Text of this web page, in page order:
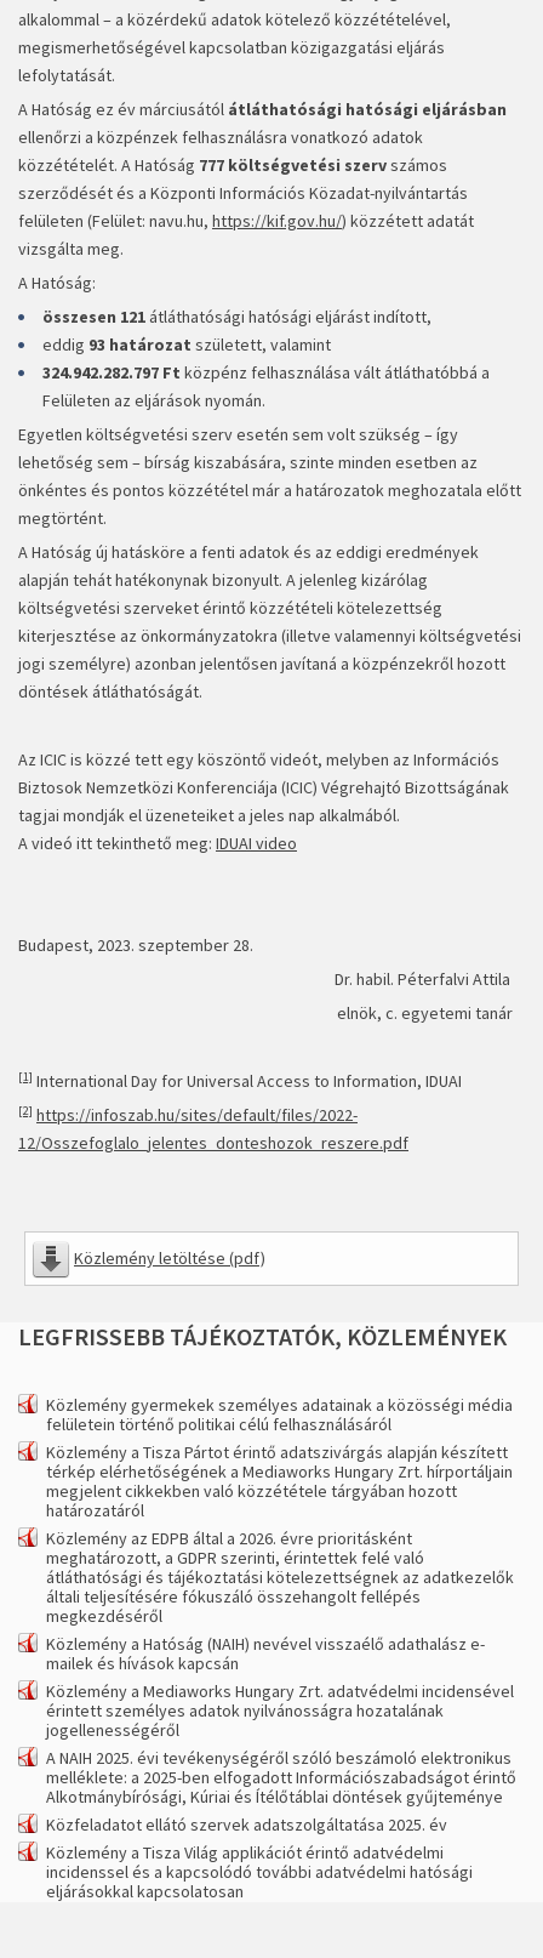
alkalommal – a közérdekű adatok kötelező közzétételével,
megismerhetőségével kapcsolatban közigazgatási eljárás
lefolytatását.
A Hatóság ez év márciusától átláthatósági hatósági eljárásban
ellenőrzi a közpénzek felhasználásra vonatkozó adatok
közzétételét. A Hatóság 777 költségvetési szervszámos
szerződését és a Központi Információs Közadat-nyilvántartás
felületen (Felület: navu.hu, https://kif.gov.hu/) közzétett adatát
vizsgálta meg.
A Hatóság:
összesen 121 átláthatósági hatósági eljárást indított,
eddig 93 határozat született, valamint
324.942.282.797 Ft közpénz felhasználása vált átláthatóbbá a
Felületen az eljárások nyomán.
Egyetlen költségvetési szerv esetén sem volt szükség – így
lehetőség sem – bírság kiszabására, szinte minden esetben az
önkéntes és pontos közzététel már a határozatok meghozatala előtt
megtörtént.
A Hatóság új hatásköre a fenti adatok és az eddigi eredmények
alapján tehát hatékonynak bizonyult. A jelenleg kizárólag
költségvetési szerveket érintő közzétételi kötelezettség
kiterjesztése az önkormányzatokra (illetve valamennyi költségvetési
jogi személyre) azonban jelentősen javítaná a közpénzekről hozott
döntések átláthatóságát.
Az ICIC is közzé tett egy köszöntő videót, melyben az Információs
Biztosok Nemzetközi Konferenciája (ICIC) Végrehajtó Bizottságának
tagjai mondják el üzeneteiket a jeles nap alkalmából.
A videó itt tekinthető meg: IDUAI video
Budapest, 2023. szeptember 28.
Dr. habil. Péterfalvi Attila
elnök, c. egyetemi tanár
[1] International Day for Universal Access to Information, IDUAI
[2] https://infoszab.hu/sites/default/files/2022-
12/Osszefoglalo_jelentes_donteshozok_reszere.pdf
Közlemény letöltése (pdf)
LEGFRISSEBB TÁJÉKOZTATÓK, KÖZLEMÉNYEK
Közlemény gyermekek személyes adatainak a közösségi média
felületein történő politikai célú felhasználásáról
Közlemény a Tisza Pártot érintő adatszivárgás alapján készített
térkép elérhetőségének a Mediaworks Hungary Zrt. hírportáljain
megjelent cikkekben való közzététele tárgyában hozott
határozatáról
Közlemény az EDPB által a 2026. évre prioritásként
meghatározott, a GDPR szerinti, érintettek felé való
átláthatósági és tájékoztatási kötelezettségnek az adatkezelők
általi teljesítésére fókuszáló összehangolt fellépés
megkezdéséről
Közlemény a Hatóság (NAIH) nevével visszaélő adathalász e-
mailek és hívások kapcsán
Közlemény a Mediaworks Hungary Zrt. adatvédelmi incidensével
érintett személyes adatok nyilvánosságra hozatalának
jogellenességéről
A NAIH 2025. évi tevékenységéről szóló beszámoló elektronikus
melléklete: a 2025-ben elfogadott Információszabadságot érintő
Alkotmánybírósági, Kúriai és Ítélőtáblai döntések gyűjteménye
Közfeladatot ellátó szervek adatszolgáltatása 2025. év
Közlemény a Tisza Világ applikációt érintő adatvédelmi
incidenssel és a kapcsolódó további adatvédelmi hatósági
eljárásokkal kapcsolatosan